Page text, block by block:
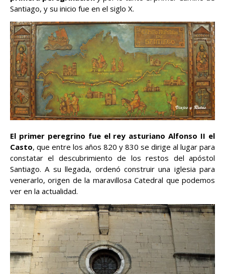
Santiago, y su inicio fue en el siglo X.
El primer peregrino fue el rey asturiano Alfonso II el
Casto, que entre los años 820 y 830 se dirige al lugar para
constatar el descubrimiento de los restos del apóstol
Santiago. A su llegada, ordenó construir una iglesia para
venerarlo, origen de la maravillosa Catedral que podemos
ver en la actualidad.